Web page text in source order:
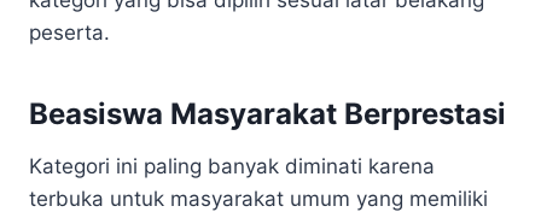
peserta.
Beasiswa Masyarakat Berprestasi
Kategori ini paling banyak diminati karena
terbuka untuk masyarakat umum yang memiliki